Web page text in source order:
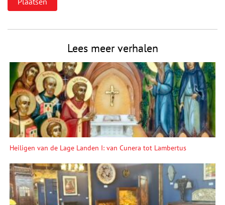
Lees meer verhalen
Heiligen van de Lage Landen I: van Cunera tot Lambertus